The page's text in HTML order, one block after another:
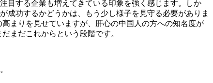
目する企業も増えてきている印象を強く感じます。しか
成功するかどうかは、もう少し様子を見守る必要がありま
まりを見せていますが、肝心の中国人の方への知名度が
まだこれからという段階です。